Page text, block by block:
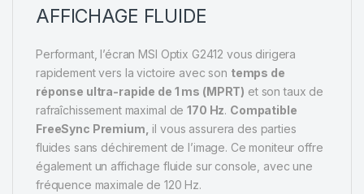
AFFICHAGE FLUIDE
Performant, l’écran MSI Optix G2412 vous dirigera
rapidement vers la victoire avec son temps de
réponse ultra-rapide de 1 ms (MPRT) et son taux de
rafraîchissement maximal de170 Hz. Compatible
FreeSync Premium, il vous assurera des parties
fluides sans déchirement de l’image. Ce moniteur offre
également un affichage fluide sur console, avec une
fréquence maximale de 120 Hz.